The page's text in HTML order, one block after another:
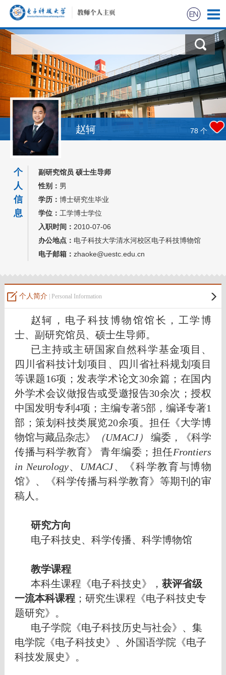
赵轲 78 个
个
人
信
息
副研究馆员 硕士生导师
性别： 男
学历： 博士研究生毕业
学位： 工学博士学位
入职时间： 2010-07-06
办公地点： 电子科技大学清水河校区电子科技博物馆
电子邮箱： zhaoke@uestc.edu.cn
个人简介| Personal Information
赵轲，电子科技博物馆馆长，工学博
士、副研究馆员、硕士生导师。
已主持或主研国家自然科学基金项目、
四川省科技计划项目、四川省社科规划项目
等课题16项；发表学术论文30余篇；在国内
外学术会议做报告或受邀报告30余次；授权
中国发明专利4项；主编专著5部，编译专著1
部；策划科技类展览20余项。担任 《大学博
物馆与藏品杂志》
（UMACJ）编委，
《科学
传播与科学教育》 青年编委；担任Frontiers
in Neurology、 UMACJ、《科学教育与博物
馆》、《科学传播与科学教育》等期刊的审
稿人。
研究方向
电子科技史、科学传播、科学博物馆
教学课程
本科生课程《电子科技史》， 获评省级
一流本科课程； 研究生课程《电子科技史专
题研究》。
电子学院《电子科技历史与社会》、集
电学院《电子科技史》、外国语学院《电子
科技发展史》。